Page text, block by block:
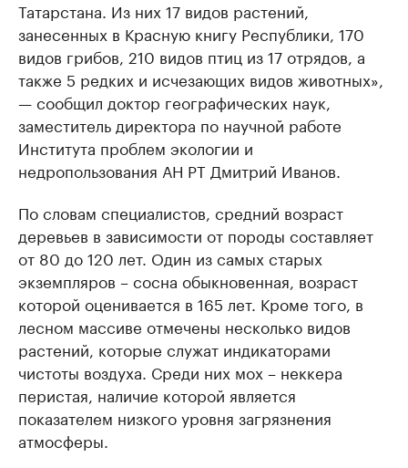
Татарстана. Из них 17 видов растений,
занесенных в Красную книгу Республики, 170
видов грибов, 210 видов птиц из 17 отрядов, а
также 5 редких и исчезающих видов животных»,
— сообщил доктор географических наук,
заместитель директора по научной работе
Института проблем экологии и
недропользования АН РТ Дмитрий Иванов.
По словам специалистов, средний возраст
деревьев в зависимости от породы составляет
от 80 до 120 лет. Один из самых старых
экземпляров – сосна обыкновенная, возраст
которой оценивается в 165 лет. Кроме того, в
лесном массиве отмечены несколько видов
растений, которые служат индикаторами
чистоты воздуха. Среди них мох – неккера
перистая, наличие которой является
показателем низкого уровня загрязнения
атмосферы.